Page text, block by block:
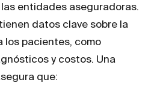
entidades aseguradoras.
datos clave sobre la
los pacientes, como
y costos. Una
que: